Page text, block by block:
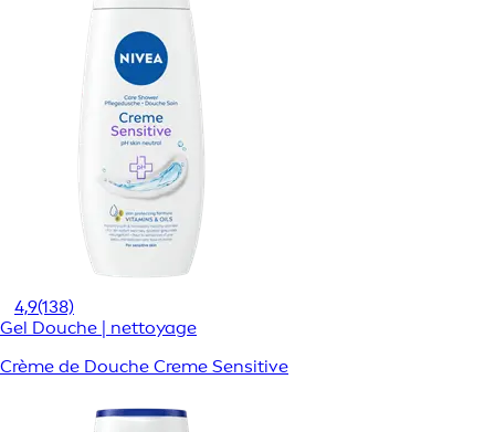
4,9(138)
Gel Douche | nettoyage
Crème de Douche Creme Sensitive